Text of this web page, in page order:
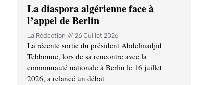
La diaspora algérienne face à
l’appel de Berlin
La Rédaction 26 Juillet 2026
La récente sortie du président Abdelmadjid
Tebboune, lors de sa rencontre avec la
communauté nationale à Berlin le 16 juillet
2026, a relancé un débat